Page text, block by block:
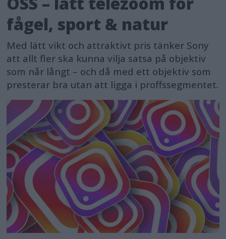
centre of AI’s development”.
Civil Liberties Committee co-
rapporteur Dragos Tudorache (Renew,
Romania) said: “The EU has delivered.
We have linked the concept of artificial
intelligence to the fundamental values
that form the basis of our societies.
However, much work lies ahead that
goes beyond the AI Act itself. AI will
push us to rethink the social contract
at the heart of our democracies, our
education models, labour markets,
and the way we conduct warfare. The
AI Act is a starting point for a new
fågel, sport & natur
Med lätt vikt och attraktivt pris tänker Sony
att allt fler ska kunna vilja satsa på objektiv
som når långt – och då med ett objektiv som
presterar bra utan att ligga i proffssegmentet.